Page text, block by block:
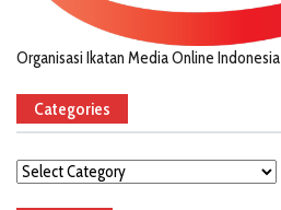
Organisasi Ikatan Media Online Indonesia
Categories
Categories